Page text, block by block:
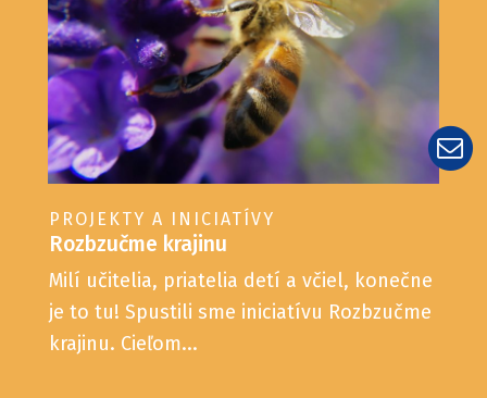
PROJEKTY A INICIATÍVY
Rozbzučme krajinu
Milí učitelia, priatelia detí a včiel, konečne
je to tu! Spustili sme iniciatívu Rozbzučme
krajinu. Cieľom...